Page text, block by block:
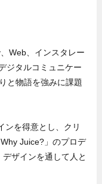
Web、インスタレー
ジタルコミュニケー
と物語を強みに課題
ンを得意とし、クリ
Juice?」のプロデ
ザインを通して人と